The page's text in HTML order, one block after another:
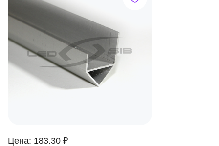
Цена: 183.30 ₽